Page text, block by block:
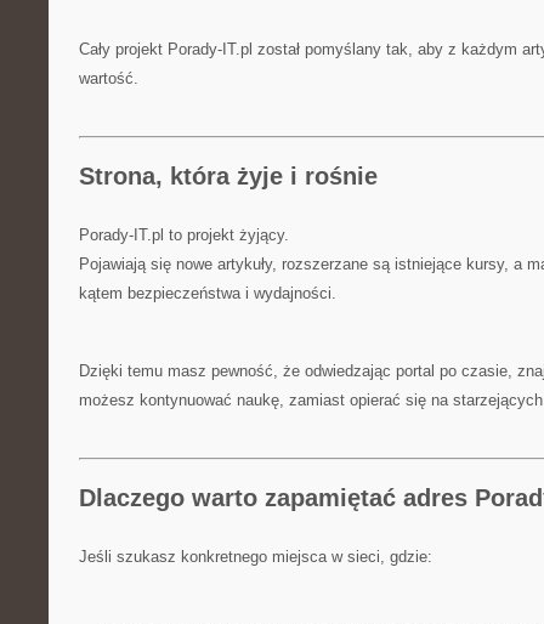
Cały projekt Porady-IT.pl został pomyślany tak, aby z każdym
wartość.
Strona, która żyje i rośnie
Porady-IT.pl to projekt żyjący.
Pojawiają się nowe artykuły, rozszerzane są istniejące kursy, a
kątem bezpieczeństwa i wydajności.
Dzięki temu masz pewność, że odwiedzając portal po czasie,
możesz kontynuować naukę, zamiast opierać się na
Dlaczego warto zapamiętać adres
Jeśli szukasz konkretnego miejsca w sieci, gdzie: